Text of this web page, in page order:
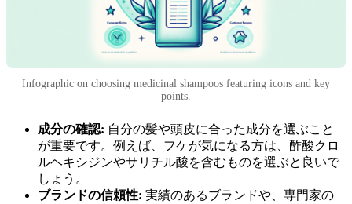
Infographic on choosing medicinal shampoos featuring icons and key
points.
成分の確認: 自分の髪や頭皮に合った成分を選ぶこと
が重要です。例えば、フケが気になる方は、酢酸クロ
ルヘキシジンやサリチル酸を含むものを選ぶと良いで
しょう。
ブランドの信頼性: 実績のあるブランドや、専門家の